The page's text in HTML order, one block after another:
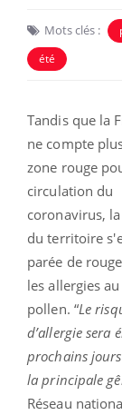
Mots clés :
été
Tandis que la
ne compte
zone rouge
circulation du
coronavirus,
du territoire
parée de
les allergies au
pollen. “Le
d’allergie sera
prochains
la principale
Réseau